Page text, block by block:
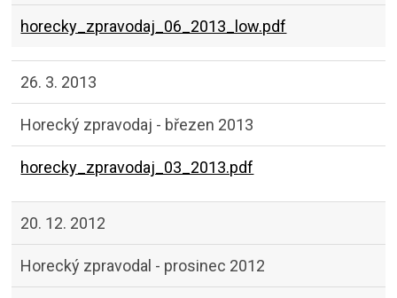
horecky_zpravodaj_06_2013_low.pdf
26. 3. 2013
Horecký zpravodaj - březen 2013
horecky_zpravodaj_03_2013.pdf
20. 12. 2012
Horecký zpravodal - prosinec 2012